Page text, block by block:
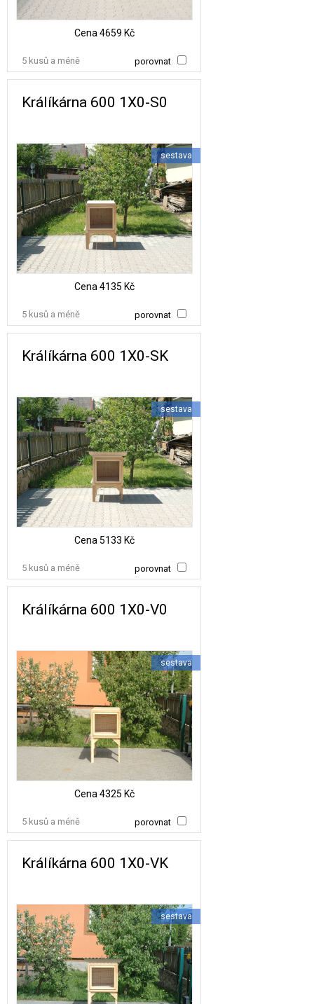
Cena 4659 Kč
porovnat
5 kusů a méně
Králíkárna 600 1X0-S0
sestava
Cena 4135 Kč
porovnat
5 kusů a méně
Králíkárna 600 1X0-SK
sestava
Cena 5133 Kč
porovnat
5 kusů a méně
Králíkárna 600 1X0-V0
sestava
Cena 4325 Kč
porovnat
5 kusů a méně
Králíkárna 600 1X0-VK
sestava